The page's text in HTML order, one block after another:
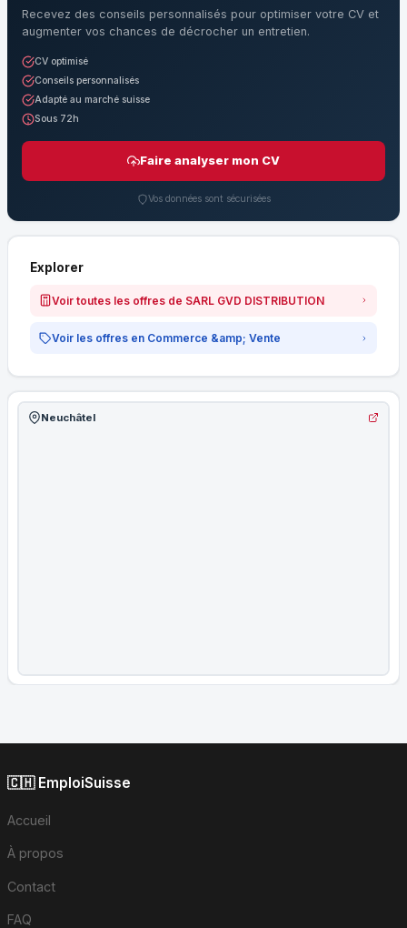
Recevez des conseils personnalisés pour optimiser votre CV et
augmenter vos chances de décrocher un entretien.
CV optimisé
Conseils personnalisés
Adapté au marché suisse
Sous 72h
Faire analyser mon CV
Vos données sont sécurisées
Explorer
Voir toutes les offres de SARL GVD DISTRIBUTION
Voir les offres en Commerce &amp; Vente
Neuchâtel
🇨🇭 EmploiSuisse
Accueil
À propos
Contact
FAQ